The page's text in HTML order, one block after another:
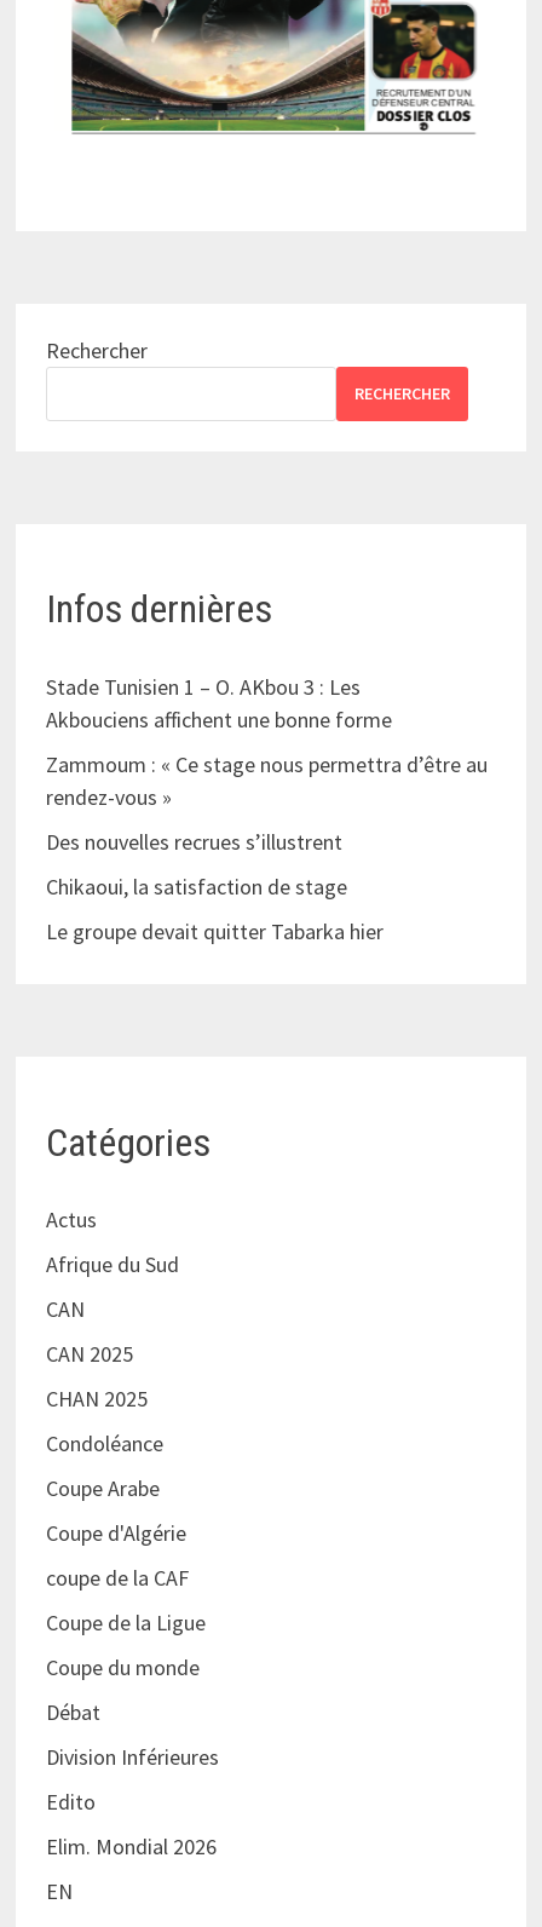
Rechercher
RECHERCHER
Infos dernières
Stade Tunisien 1 – O. AKbou 3 : Les
Akbouciens affichent une bonne forme
Zammoum : « Ce stage nous permettra d’être au
rendez-vous »
Des nouvelles recrues s’illustrent
Chikaoui, la satisfaction de stage
Le groupe devait quitter Tabarka hier
Catégories
Actus
Afrique du Sud
CAN
CAN 2025
CHAN 2025
Condoléance
Coupe Arabe
Coupe d'Algérie
coupe de la CAF
Coupe de la Ligue
Coupe du monde
Débat
Division Inférieures
Edito
Elim. Mondial 2026
EN